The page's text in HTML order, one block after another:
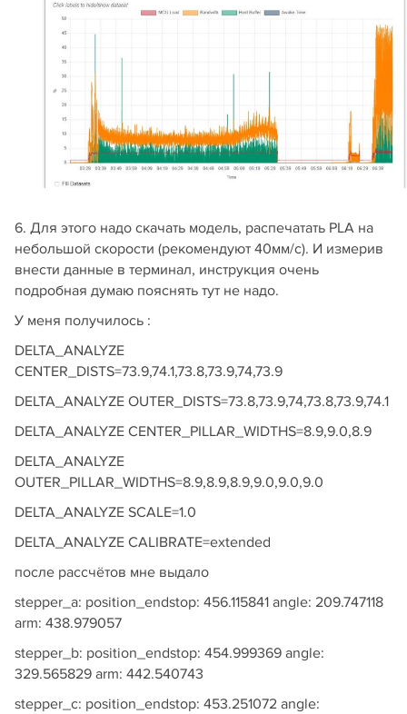
6. Для этого надо скачать модель, распечатать PLA на
небольшой скорости (рекомендуют 40мм/с). И измерив
внести данные в терминал, инструкция очень
подробная думаю пояснять тут не надо.
У меня получилось :
DELTA_ANALYZE
CENTER_DISTS=73.9,74.1,73.8,73.9,74,73.9
DELTA_ANALYZE OUTER_DISTS=73.8,73.9,74,73.8,73.9,74.1
DELTA_ANALYZE CENTER_PILLAR_WIDTHS=8.9,9.0,8.9
DELTA_ANALYZE
OUTER_PILLAR_WIDTHS=8.9,8.9,8.9,9.0,9.0,9.0
DELTA_ANALYZE SCALE=1.0
DELTA_ANALYZE CALIBRATE=extended
после рассчётов мне выдало
stepper_a: position_endstop: 456.115841 angle: 209.747118
arm: 438.979057
stepper_b: position_endstop: 454.999369 angle:
329.565829 arm: 442.540743
stepper_c: position_endstop: 453.251072 angle: